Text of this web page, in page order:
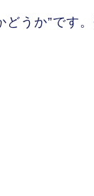
うか”です